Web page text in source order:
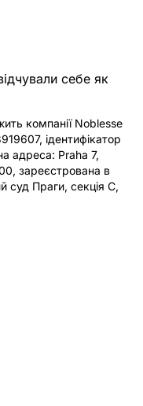
себе як
компанії Noblesse
ідентифікатор
адреса: Praha 7,
зареєстрована в
суд Праги, секція C,